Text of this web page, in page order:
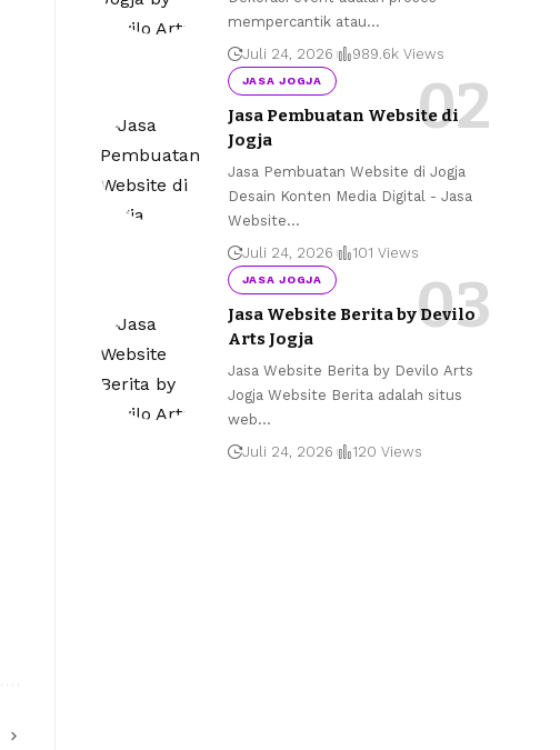
mempercantik atau…
Juli 24, 2026
989.6k Views
JASA JOGJA
Jasa Pembuatan Website di
Jogja
Jasa Pembuatan Website di Jogja
Desain Konten Media Digital - Jasa
Website…
Juli 24, 2026
101 Views
JASA JOGJA
Jasa Website Berita by Devilo
Arts Jogja
Jasa Website Berita by Devilo Arts
Jogja Website Berita adalah situs
web…
Juli 24, 2026
120 Views